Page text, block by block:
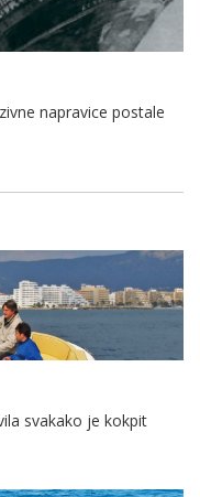
napravice postale
svakako je kokpit